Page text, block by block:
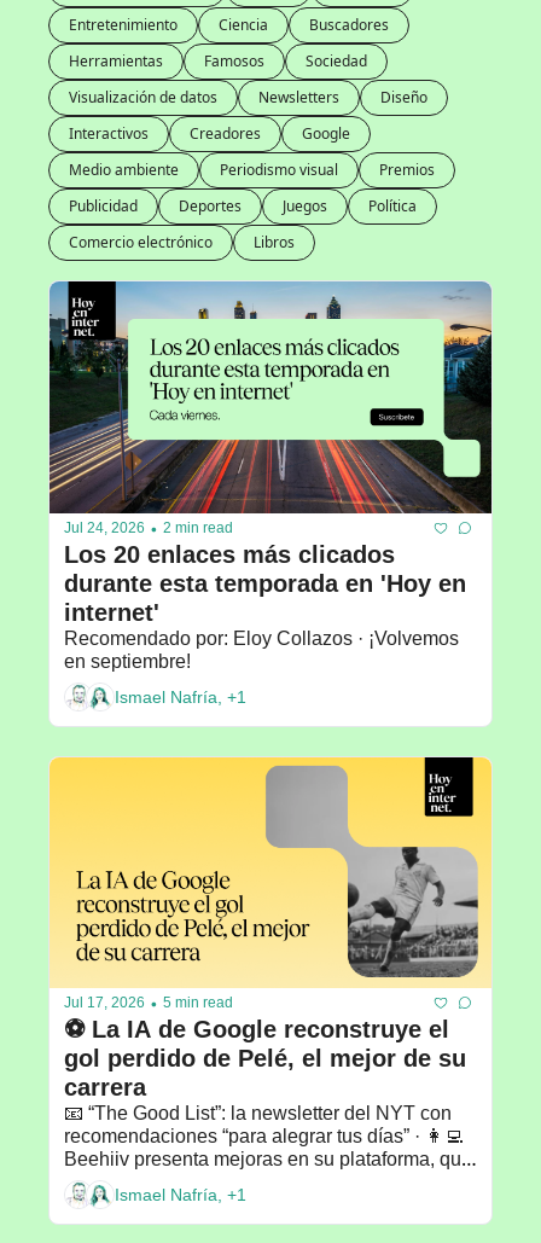
Entretenimiento
Ciencia
Buscadores
Herramientas
Famosos
Sociedad
Visualización de datos
Newsletters
Diseño
Interactivos
Creadores
Google
Medio ambiente
Periodismo visual
Premios
Publicidad
Deportes Juegos
Política
Comercio electrónico
Libros
Jul 24, 2026 • 2 min read
Los 20 enlaces más clicados
durante esta temporada en 'Hoy en
internet'
Recomendado por: Eloy Collazos · ¡Volvemos
en septiembre!
Ismael Nafría, +1
Jul 17, 2026 • 5 min read
⚽️ La IA de Google reconstruye el
gol perdido de Pelé, el mejor de su
carrera
📧 “The Good List”: la newsletter del NYT con
recomendaciones “para alegrar tus días” · 👩‍💻
Beehiiv presenta mejoras en su plataforma, que
ahora incluye una comunidad · 💡
Recomendado por: Javier Velilla
Ismael Nafría, +1